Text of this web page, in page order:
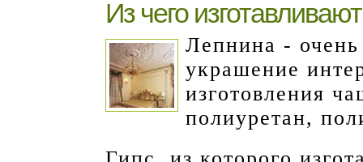
Из чего
Лепнина - очень
украшение
изготовления
полиуретан,